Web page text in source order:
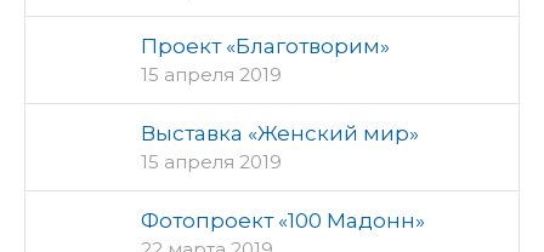
Проект «Благотворим»
15 апреля 2019
Выставка «Женский мир»
15 апреля 2019
Фотопроект «100 Мадонн»